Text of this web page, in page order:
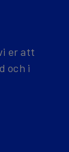
er att
och i